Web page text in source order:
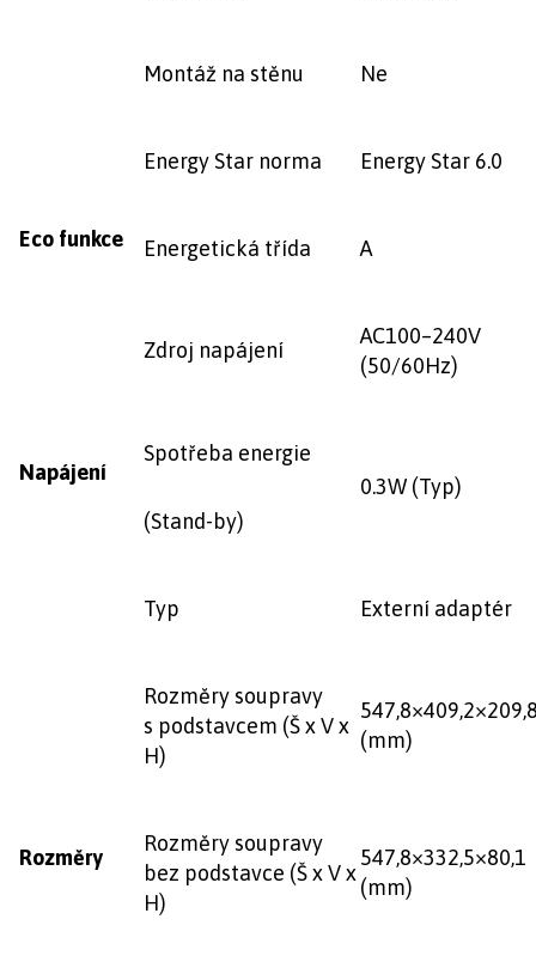
Montáž na stěnu Ne
Eco funkce
Energy Star norma Energy Star 6.0
Energetická třída A
Napájení
Zdroj napájení
AC100–240V
(50/60Hz)
Spotřeba energie
(Stand-by)
0.3W (Typ)
Typ Externí adaptér
Rozměry
Rozměry soupravy
s podstavcem (Š x V x
H)
(mm)
Rozměry soupravy
bez podstavce (Š x V x
H)
547,8×332,5×80,1
(mm)